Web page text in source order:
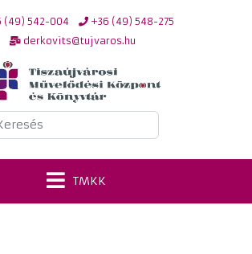
(49) 542-004
+36 (49) 548-275
derkovits@tujvaros.hu
TMKK